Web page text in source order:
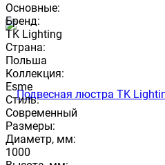
Основные:
Бренд:
TK Lighting
Страна:
Польша
Коллекция:
Esme
Стиль:
Современный
Размеры:
Диаметр, мм:
1000